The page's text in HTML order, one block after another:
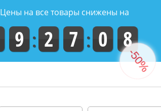
Цены на все товары снижены на
-50%
9 2 7 0 7